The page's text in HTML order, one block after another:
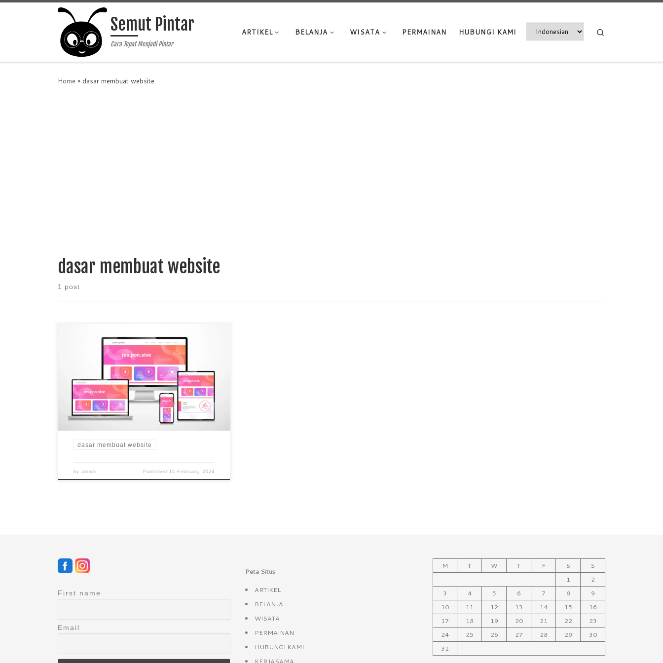
Skip to content Semut Pintar
Cara Tepat Menjadi Pintar
ARTIKEL BELANJA WISATA PERMAINAN HUBUNGI KAMI
Home » dasar membuat website
dasar membuat website
1 post
Website Design merupakan istilah keren untuk
membuat sebuah website. Tingkat kesulitan ada
berbagai macam tergantung dari tujuan pembuatan
website itu sendiri. Ada beberapa hal yang perlu
diketahui sebelum memulai pembuatan website
sebagai berikut: 1. Tujuan Tujuan merupakan arah
dalam pembuatan website yang akan menentukan
hasil akhir. 2. Cara Untuk membuat […]
dasar membuat website
byadmin Published 15 February, 2024
First name
Email
Peta Situs
ARTIKEL
BELANJA
WISATA
PERMAINAN
HUBUNGI KAMI
KERJASAMA
M T W T F S
S
1
2
3
4 5 6 7 8
9
10
11 12 13 14 15
16
17
18 19 20 21 22
23
24
25 26 27 28 29
30
31